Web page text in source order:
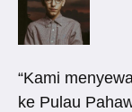
“Kami
ke Pulau